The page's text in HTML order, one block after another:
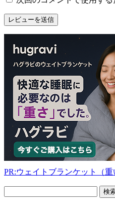
年
8
月
売
所
ね
っ
PR:ウェイトブランケット（